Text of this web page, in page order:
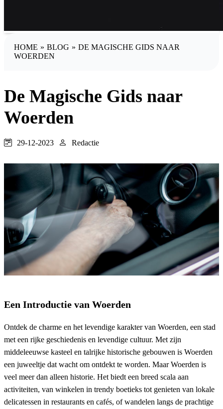
HOME » BLOG » DE MAGISCHE GIDS NAAR
WOERDEN
De Magische Gids naar
Woerden
29-12-2023 Redactie
Een Introductie van Woerden
Ontdek de charme en het levendige karakter van Woerden, een stad
met een rijke geschiedenis en levendige cultuur. Met zijn
middeleeuwse kasteel en talrijke historische gebouwen is Woerden
een juweeltje dat wacht om ontdekt te worden. Maar Woerden is
veel meer dan alleen historie. Het biedt een breed scala aan
activiteiten, van winkelen in trendy boetieks tot genieten van lokale
delicatessen in restaurants en cafés, of wandelen langs de prachtige